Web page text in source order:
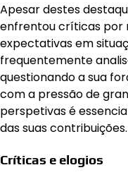
Apesar destes
enfrentou críticas por
expectativas em
frequentemente
questionando a sua
com a pressão de
perspetivas é
das suas contribuições.
Críticas e elogios